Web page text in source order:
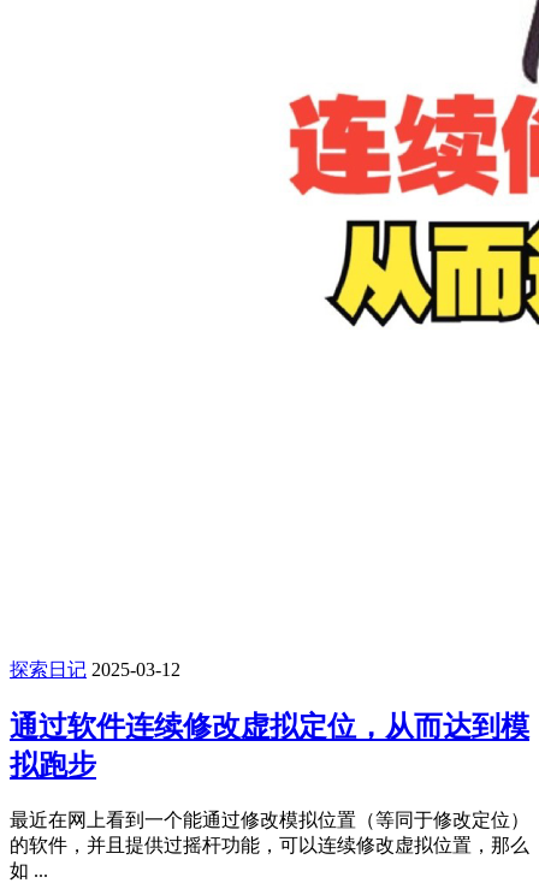
探索日记 2025-03-12
通过软件连续修改虚拟定位，从而达到模
拟跑步
最近在网上看到一个能通过修改模拟位置（等同于修改定位）
的软件，并且提供过摇杆功能，可以连续修改虚拟位置，那么
如 ...